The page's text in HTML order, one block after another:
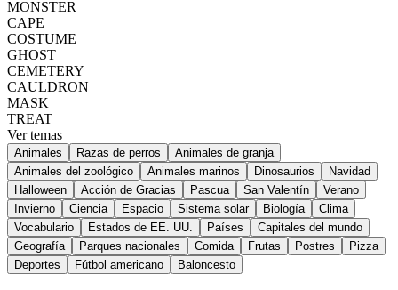
MONSTER
CAPE
COSTUME
GHOST
CEMETERY
CAULDRON
MASK
TREAT
Ver temas
Animales Razas de perros
Animales de granja
Animales del zoológico
Animales marinos Dinosaurios
Navidad
Halloween
Acción de Gracias Pascua San Valentín
Verano
Invierno
Ciencia Espacio Sistema solar Biología
Clima
Vocabulario
Estados de EE. UU. Países
Capitales del mundo
Geografía
Parques nacionales Comida Frutas Postres
Pizza
Deportes
Fútbol americano Baloncesto